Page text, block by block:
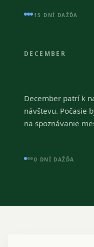
15 DNÍ DAŽĎA
DECEMBER
December patrí k
návštevu. Počasie
na spoznávanie
0 DNÍ DAŽĎA